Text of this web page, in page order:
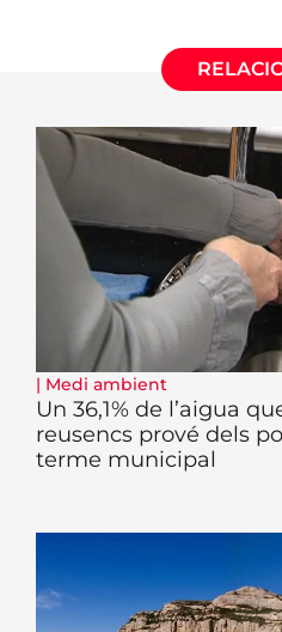
| Medi ambient
Un 36,1% de l’aigua
reusencs prové dels
terme municipal